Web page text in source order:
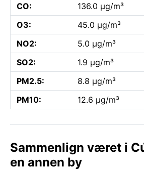
CO:
136.0 µg/m³
O3:
45.0 µg/m³
NO2:
5.0 µg/m³
SO2:
1.9 µg/m³
PM2.5:
8.8 µg/m³
PM10:
12.6 µg/m³
Sammenlign været i
en annen by